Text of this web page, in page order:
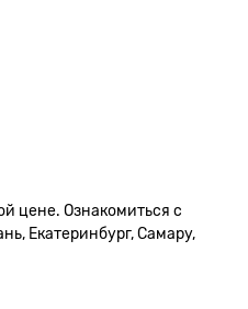
цене. Ознакомиться с
Екатеринбург, Самару,